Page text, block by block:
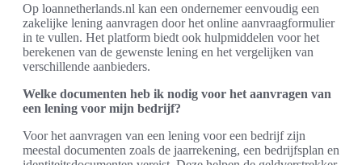
Op loannetherlands.nl kan een ondernemer eenvoudig een
zakelijke lening aanvragen door het online aanvraagformulier
in te vullen. Het platform biedt ook hulpmiddelen voor het
berekenen van de gewenste lening en het vergelijken van
verschillende aanbieders.
Welke documenten heb ik nodig voor het aanvragen van
een lening voor mijn bedrijf?
Voor het aanvragen van een lening voor een bedrijf zijn
meestal documenten zoals de jaarrekening, een bedrijfsplan en